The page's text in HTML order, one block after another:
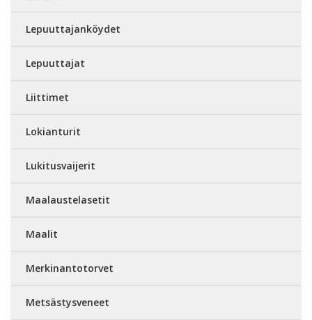
Lepuuttajanköydet
Lepuuttajat
Liittimet
Lokianturit
Lukitusvaijerit
Maalaustelasetit
Maalit
Merkinantotorvet
Metsästysveneet